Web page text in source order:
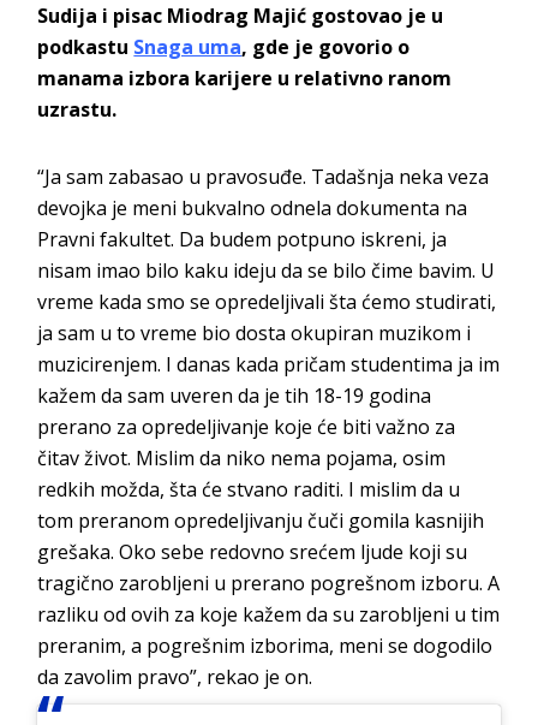
Sudija i pisac Miodrag Majić gostovao je u
podkastu Snaga uma, gde je govorio o
manama izbora karijere u relativno ranom
uzrastu.
“Ja sam zabasao u pravosuđe. Tadašnja neka veza
devojka je meni bukvalno odnela dokumenta na
Pravni fakultet. Da budem potpuno iskreni, ja
nisam imao bilo kaku ideju da se bilo čime bavim. U
vreme kada smo se opredeljivali šta ćemo studirati,
ja sam u to vreme bio dosta okupiran muzikom i
muzicirenjem. I danas kada pričam studentima ja im
kažem da sam uveren da je tih 18-19 godina
prerano za opredeljivanje koje će biti važno za
čitav život. Mislim da niko nema pojama, osim
redkih možda, šta će stvano raditi. I mislim da u
tom preranom opredeljivanju čuči gomila kasnijih
grešaka. Oko sebe redovno srećem ljude koji su
tragično zarobljeni u prerano pogrešnom izboru. A
razliku od ovih za koje kažem da su zarobljeni u tim
preranim, a pogrešnim izborima, meni se dogodilo
da zavolim pravo”, rekao je on.